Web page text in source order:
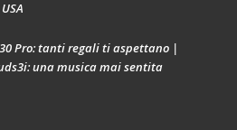
Pro: tanti regali ti aspettano |
una musica mai sentita